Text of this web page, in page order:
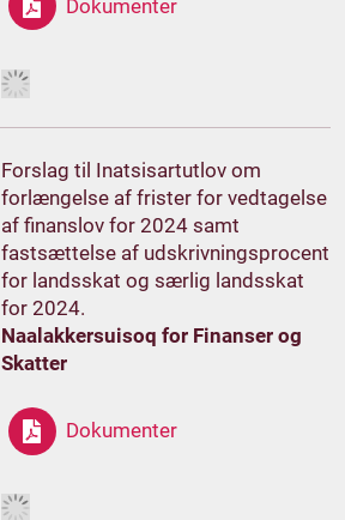
Dokumenter
Forslag til Inatsisartutlov om
forlængelse af frister for vedtagelse
af finanslov for 2024 samt
fastsættelse af udskrivningsprocent
for landsskat og særlig landsskat
for 2024.
Naalakkersuisoq for Finanser og
Skatter
Dokumenter